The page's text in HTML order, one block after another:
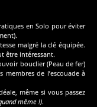
en Solo pour éviter
malgré la clé équipée.
être intéressant.
bouclier (Peau de fer)
de l’escouade à
même si vous passez
même !).